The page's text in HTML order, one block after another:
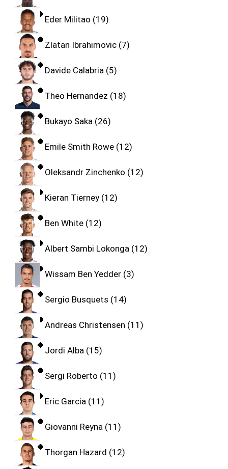
Eder Militao 19
Zlatan Ibrahimovic 7
Davide Calabria 5
Theo Hernandez 18
Bukayo Saka 26
Emile Smith Rowe 12
Oleksandr Zinchenko 12
Kieran Tierney 12
Ben White 12
Albert Sambi Lokonga 12
Wissam Ben Yedder 3
Sergio Busquets 14
Andreas Christensen 11
Jordi Alba 15
Sergi Roberto 11
Eric Garcia 11
Giovanni Reyna 11
Thorgan Hazard 12